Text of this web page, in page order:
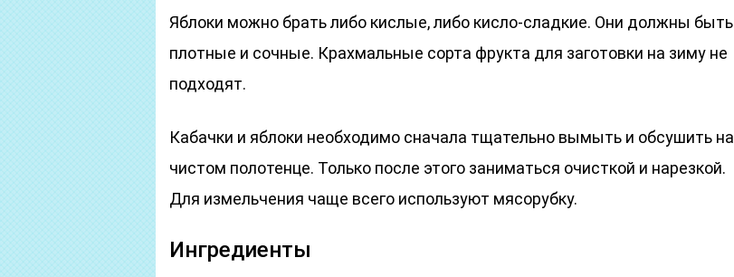
Яблоки можно брать либо кислые, либо кисло-сладкие. Они должны быть
плотные и сочные. Крахмальные сорта фрукта для заготовки на зиму не
подходят.
Кабачки и яблоки необходимо сначала тщательно вымыть и обсушить на
чистом полотенце. Только после этого заниматься очисткой и нарезкой.
Для измельчения чаще всего используют мясорубку.
Ингредиенты